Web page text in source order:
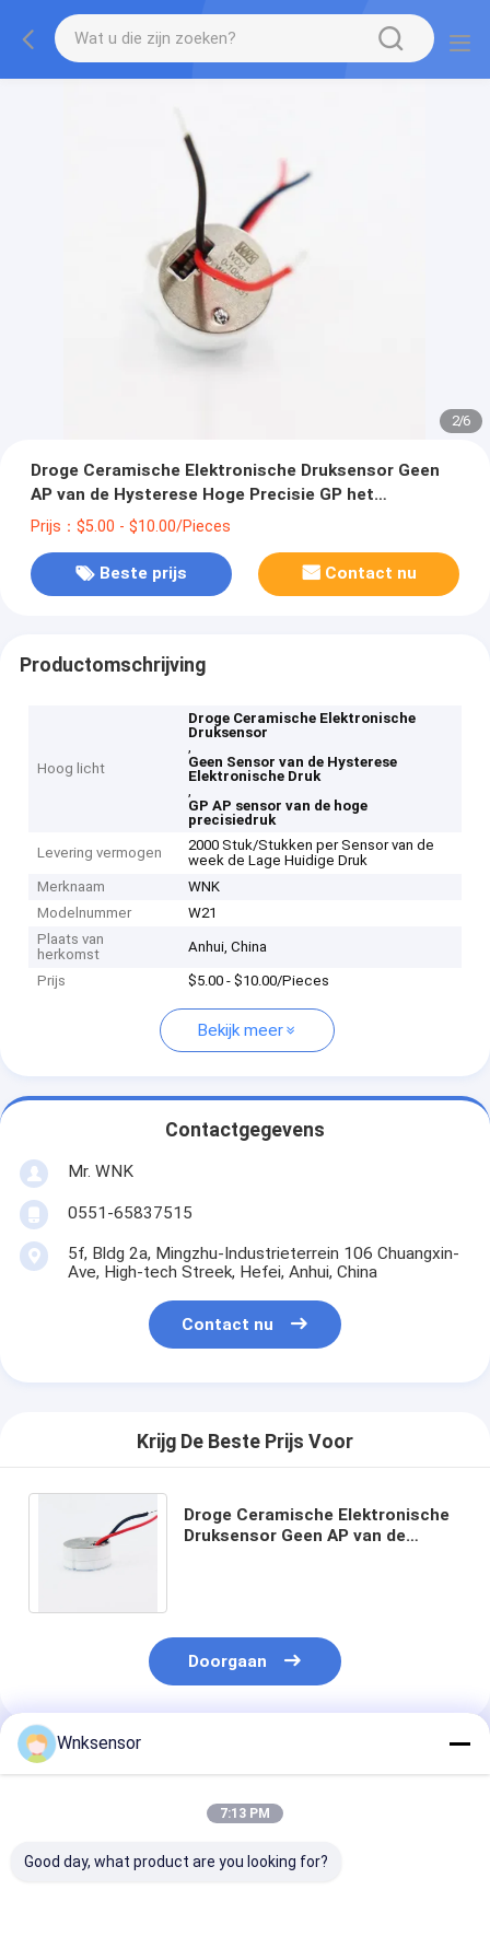
2/6
Droge Ceramische Elektronische Druksensor Geen
AP van de Hysterese Hoge Precisie GP het
Verzegelen Druk
Prijs：$5.00 - $10.00/Pieces
Beste prijs Contact nu
Productomschrijving
Hoog licht
Droge Ceramische Elektronische
Druksensor
,
Geen Sensor van de Hysterese
Elektronische Druk
,
GP AP sensor van de hoge
precisiedruk
Levering vermogen
2000 Stuk/Stukken per Sensor van de
week de Lage Huidige Druk
Merknaam
WNK
Modelnummer
W21
Plaats van
herkomst
Anhui, China
Prijs $5.00 - $10.00/Pieces
Bekijk meer
Contactgegevens
Mr. WNK
0551-65837515
5f, Bldg 2a, Mingzhu-Industrieterrein 106 Chuangxin-
Ave, High-tech Streek, Hefei, Anhui, China
Contact nu
Krijg De Beste Prijs Voor
Droge Ceramische Elektronische
Druksensor Geen AP van de
Doorgaan
Geadviseerde Producten
Wnksensor
7:13 PM
Good day, what product are you looking for?